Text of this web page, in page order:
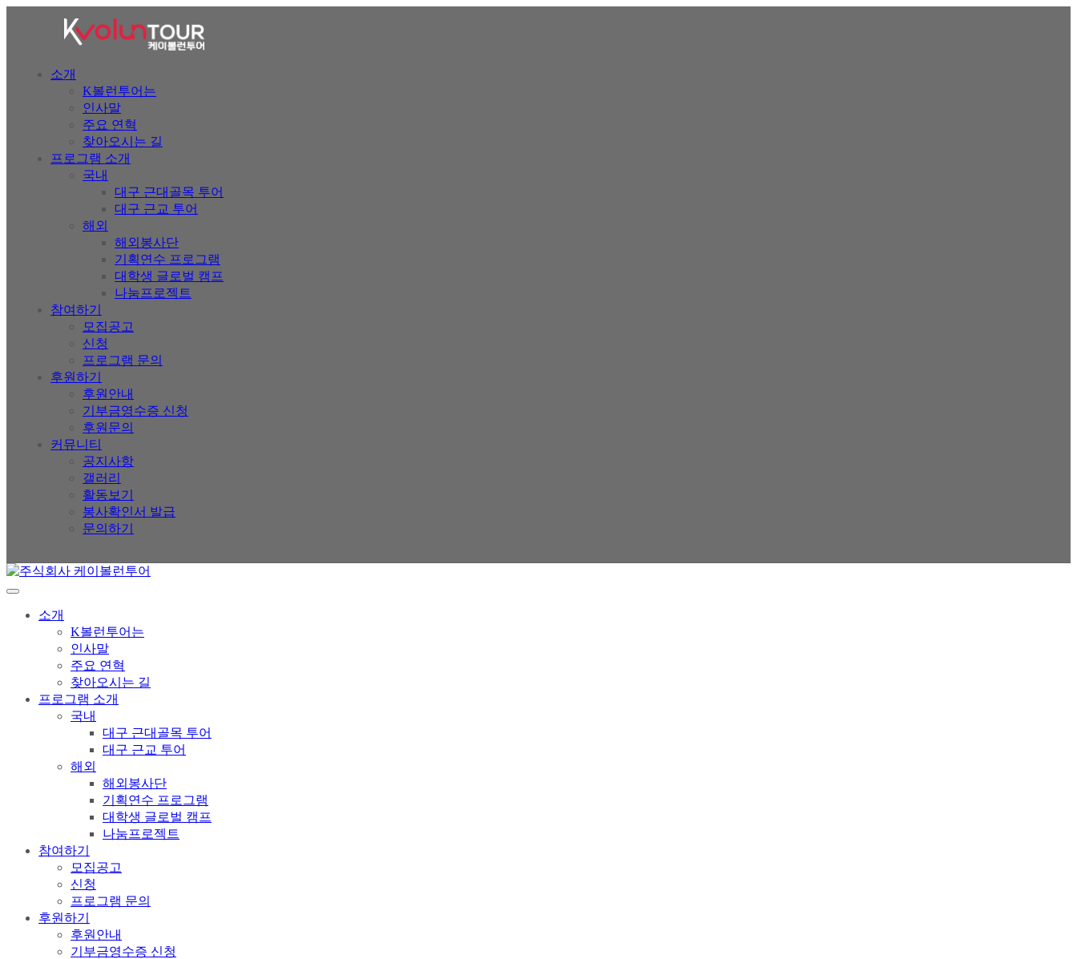
소개
K볼런투어는
인사말
주요 연혁
찾아오시는 길
프로그램 소개
국내
대구 근대골목 투어
대구 근교 투어
해외
해외봉사단
기획연수 프로그램
대학생 글로벌 캠프
나눔프로젝트
참여하기
모집공고
신청
프로그램 문의
후원하기
후원안내
기부금영수증 신청
후원문의
커뮤니티
공지사항
갤러리
활동보기
봉사확인서 발급
문의하기
소개
K볼런투어는
인사말
주요 연혁
찾아오시는 길
프로그램 소개
국내
대구 근대골목 투어
대구 근교 투어
해외
해외봉사단
기획연수 프로그램
대학생 글로벌 캠프
나눔프로젝트
참여하기
모집공고
신청
프로그램 문의
후원하기
후원안내
기부금영수증 신청